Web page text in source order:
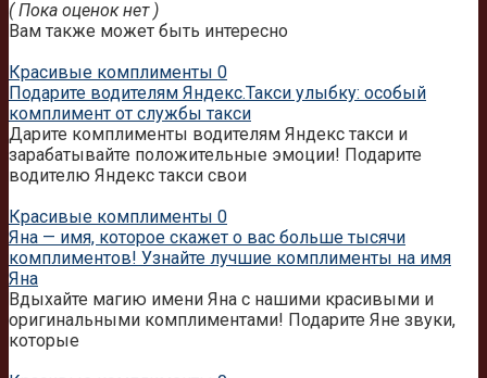
( Пока оценок нет )
Вам также может быть интересно
Красивые комплименты 0
Подарите водителям Яндекс.Такси улыбку: особый
комплимент от службы такси
Дарите комплименты водителям Яндекс такси и
зарабатывайте положительные эмоции! Подарите
водителю Яндекс такси свои
Красивые комплименты 0
Яна — имя, которое скажет о вас больше тысячи
комплиментов! Узнайте лучшие комплименты на имя
Яна
Вдыхайте магию имени Яна с нашими красивыми и
оригинальными комплиментами! Подарите Яне звуки,
которые